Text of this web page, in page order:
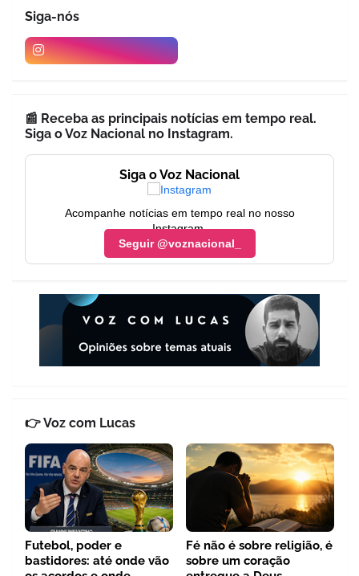
Siga-nós
📰 Receba as principais notícias em tempo real.
Siga o Voz Nacional no Instagram.
Siga o Voz Nacional
Acompanhe notícias em tempo real no nosso
Instagram.
Seguir @voznacional_
👉 Voz com Lucas
Futebol, poder e
bastidores: até onde vão
Fé não é sobre religião, é
sobre um coração